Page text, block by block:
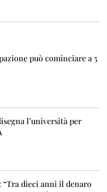
può cominciare a 5
l’università per
“Tra dieci anni il denaro